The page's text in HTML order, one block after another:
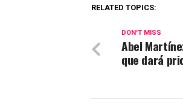
RELATED TOPICS:
DON'T MISS
Abel
que dará